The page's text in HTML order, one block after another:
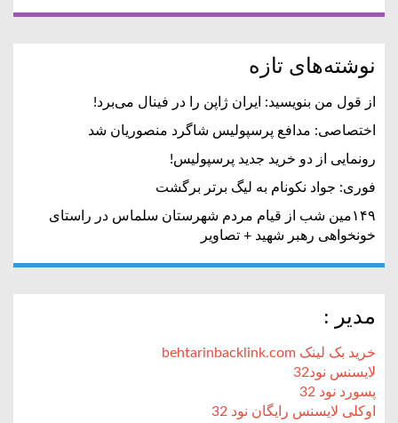
نوشته‌های تازه
از قول من بنویسید: ایران ژاپن را در فینال می‌برد!
اختصاصی: مدافع پرسپولیس شاگرد منصوریان شد
رونمایی از دو خرید جدید پرسپولیس!
فوری: جواد نکونام به لیگ برتر برگشت
۱۴۹مین شب از قیام مردم شهرستان سلماس در راستای
خونخواهی رهبر شهید + تصاویر
مدیر :
خرید بک لینک behtarinbacklink.com
لایسنس نود32
پسورد نود 32
اوکلی لایسنس رایگان نود 32